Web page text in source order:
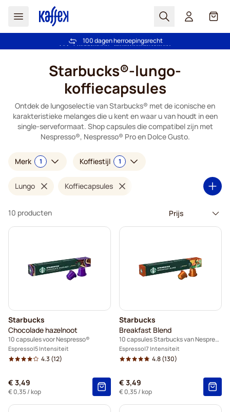
Zoek Cart
Gratis vanaf € 49
100 dagen herroepingsrecht
Starbucks®-lungo-
koffiecapsules
Ontdek de lungoselectie van Starbucks® met de iconische en
karakteristieke melanges die u kent en waar u van houdt in een
single-serveformaat. Shop capsules die compatibel zijn met
Nespresso®, Nespresso® Pro en Dolce Gusto.
Merk 1 Koffiestijl 1
Lungo Koffiecapsules
10 producten
Starbucks
Chocolade hazelnoot
10 capsules voor Nespresso®
Espresso 5 Intensiteit
4.3 (12)
€ 3,49
€ 0,35/ kop
Starbucks
Breakfast Blend
10 capsules Starbucks van Nespresso®
Espresso 7 Intensiteit
4.8(130)
€ 3,49
€ 0,35/ kop